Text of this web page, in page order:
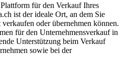
für den Verkauf Ihres
ist der ideale Ort, an dem Sie
oder übernehmen können.
für den Unternehmensverkauf in
Unterstützung beim Verkauf
sowie bei der